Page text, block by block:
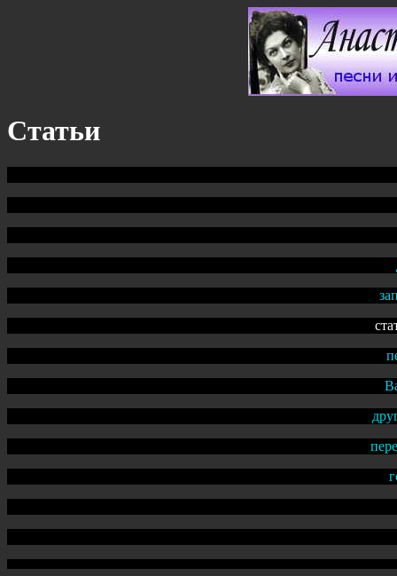
Статьи